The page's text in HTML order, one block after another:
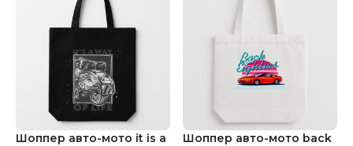
Шоппер авто-мото it is a
Шоппер авто-мото back